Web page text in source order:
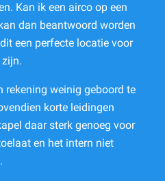
Kan ik een airco op een
dan beantwoord worden
een perfecte locatie voor
rekening weinig geboord te
korte leidingen
daar sterk genoeg voor
en het intern niet